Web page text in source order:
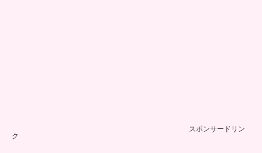
スポンサードリン
ク